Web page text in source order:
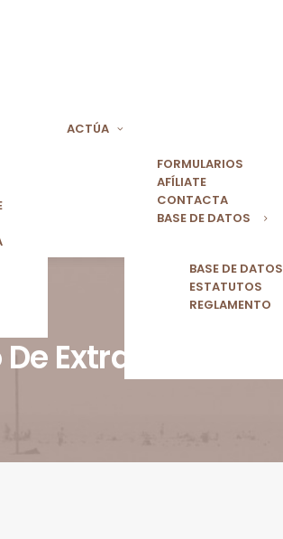
ACTÚA
FORMULARIOS
AFÍLIATE
CONTACTA
BASE DE DATOS
BASE DE DATOS
ESTATUTOS
REGLAMENTO
Extranjeros